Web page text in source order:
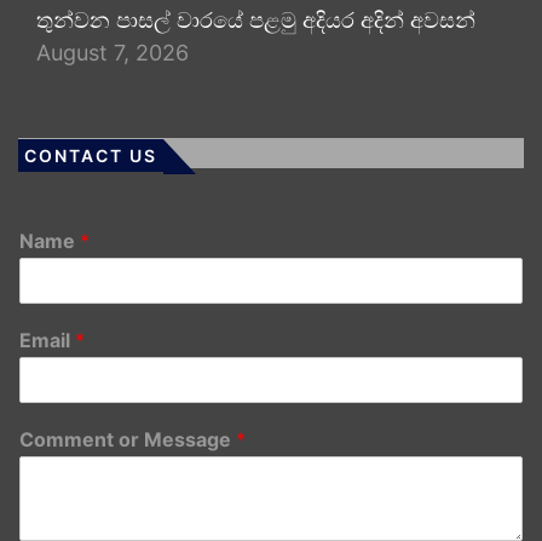
තුන්වන පාසල් වාරයේ පළමු අදියර අදින් අවසන්
August 7, 2026
CONTACT US
Name *
Email *
Comment or Message *